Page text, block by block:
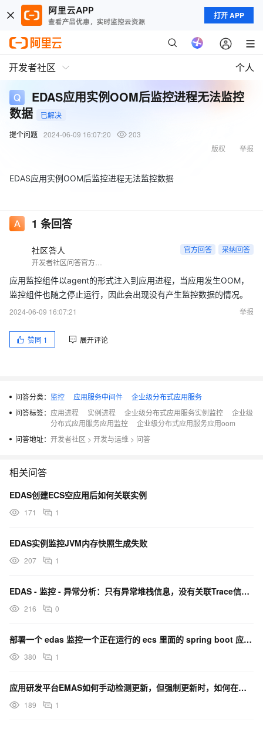
打开 APP
开发者社区 个人
EDAS应用实例OOM后监控进程无法监控
数据
已解决
提个问题 2024-06-09 16:07:20
203
举报
版权
EDAS应用实例OOM后监控进程无法监控数据
1 条回答
社区答人 官方回答 采纳回答
应用监控组件以agent的形式注入到应用进程，当应用发生OOM，
监控组件也随之停止运行，因此会出现没有产生监控数据的情况。
2024-06-09 16:07:21
举报
赞同 1 展开评论
问答分类： 监控 应用服务中间件
企业级分布式应用服务
问答标签： 应用进程 实例进程 企业级分布式应用服务实例监控
企业级
分布式应用服务应用监控
企业级分布式应用服务应用oom
问答地址： 开发者社区 > 开发与运维 > 问答
相关问答
EDAS创建ECS空应用后如何关联实例
171 1
EDAS实例监控JVM内存快照生成失败
207 1
EDAS - 监控 - 异常分析：只有异常堆栈信息，没有关联Trace信息 是什么原因？
216 0
部署一个 edas 监控一个正在运行的 ecs 里面的 spring boot 应用上这个地方咋配？
380 1
应用研发平台EMAS如何手动检测更新，但强制更新时，如何在应用内自己控制要不要弹窗、下载、重启进程？
189 1